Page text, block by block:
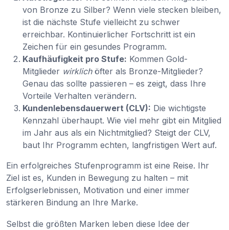
von Bronze zu Silber? Wenn viele stecken bleiben,
ist die nächste Stufe vielleicht zu schwer
erreichbar. Kontinuierlicher Fortschritt ist ein
Zeichen für ein gesundes Programm.
Kaufhäufigkeit pro Stufe: Kommen Gold-
Mitglieder wirklichöfter als Bronze-Mitglieder?
Genau das sollte passieren – es zeigt, dass Ihre
Vorteile Verhalten verändern.
Kundenlebensdauerwert (CLV): Die wichtigste
Kennzahl überhaupt. Wie viel mehr gibt ein Mitglied
im Jahr aus als ein Nichtmitglied? Steigt der CLV,
baut Ihr Programm echten, langfristigen Wert auf.
Ein erfolgreiches Stufenprogramm ist eine Reise. Ihr
Ziel ist es, Kunden in Bewegung zu halten – mit
Erfolgserlebnissen, Motivation und einer immer
stärkeren Bindung an Ihre Marke.
Selbst die größten Marken leben diese Idee der